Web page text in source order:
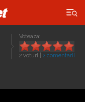
×
Voteaza:
2 voturi 2 comentarii